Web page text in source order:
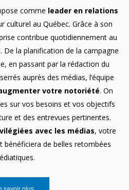
comme leader en relations
culturel au Québec. Grâce à son
contribue quotidiennement au
De la planification de la campagne
en passant par la rédaction du
auprès des médias, l’équipe
votre notoriété. On
sur vos besoins et vos objectifs
et des entrevues pertinentes.
avec les médias, votre
bénéficiera de belles retombées